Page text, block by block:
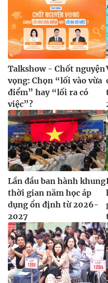
Talkshow - Chốt nguyện
vọng: Chọn “lối vào vừa
điểm” hay “lối ra có
việc”?
Lần đầu ban hành khung
thời gian năm học áp
dụng ổn định từ 2026-
2027